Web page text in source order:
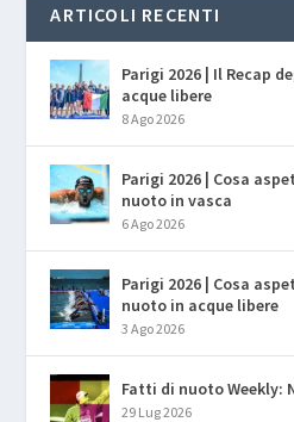
ARTICOLI RECENTI
Parigi 2026 | Il Recap
acque libere
8 Ago 2026
Parigi 2026 | Cosa
nuoto in vasca
6 Ago 2026
Parigi 2026 | Cosa
nuoto in acque libere
3 Ago 2026
Fatti di nuoto Weekly:
29 Lug 2026